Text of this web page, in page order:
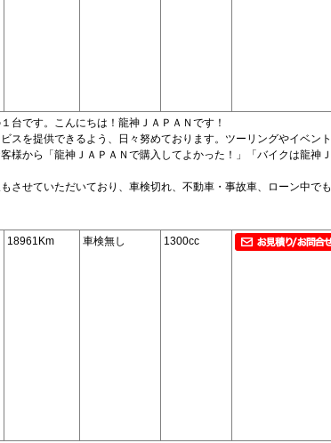
台です。こんにちは！龍神ＪＡＰＡＮです！
スを提供できるよう、日々努めております。ツーリングやイベント
様から「龍神ＪＡＰＡＮで購入してよかった！」「バイクは龍神Ｊ
させていただいており、車検切れ、不動車・事故車、ローン中でも
18961Km 車検無し 1300cc